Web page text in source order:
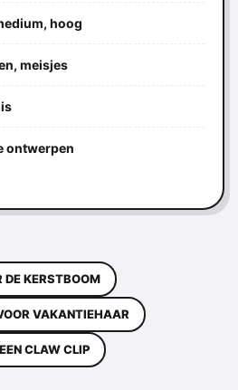
hoog
meisjes
ontwerpen
DE KERSTBOOM
VAKANTIEHAAR
CLAW CLIP